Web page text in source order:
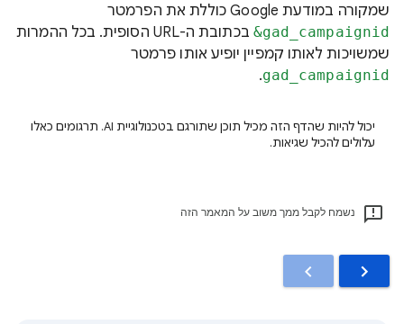
שמקורה במודעת Google כוללת את הפרמטר
‎&gad_campaignid
בכתובת ה-URL הסופית. בכל ההמרות
שמשויכות לאותו קמפיין יופיע אותו פרמטר
gad_campaignid
.
יכול להיות שהדף הזה מכיל תוכן שתורגם בטכנולוגיית AI. תרגומים כאלו
עלולים להכיל שגיאות.
נשמח לקבל ממך משוב על המאמר הזה